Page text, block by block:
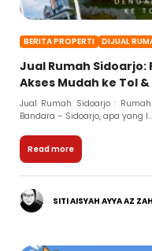
BERITA PROPERTI DIJUAL
Jual Rumah Sidoarjo:
Akses Mudah ke Tol
Jual Rumah Sidoarjo :
Bandara – Sidoarjo, apa yang l...
Read more
SITI AISYAH AYYA AZ